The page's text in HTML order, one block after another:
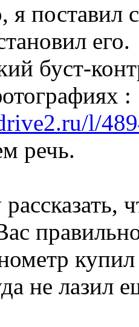
я поставил
его.
буст-
:
l/
речь.
не лазил